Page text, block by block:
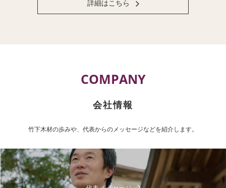
詳細はこちら
COMPANY
会社情報
竹下木材の歩みや、代表からのメッセージなどを紹介します。